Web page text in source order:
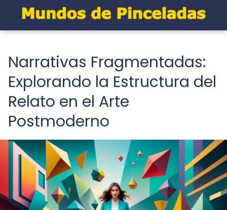
Narrativas Fragmentadas:
Explorando la Estructura del
Relato en el Arte
Postmoderno